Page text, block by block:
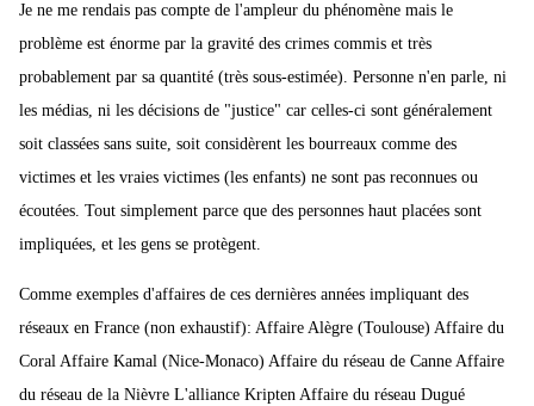
Je ne me rendais pas compte de l'ampleur du phénomène mais le
problème est énorme par la gravité des crimes commis et très
probablement par sa quantité (très sous-estimée). Personne n'en parle, ni
les médias, ni les décisions de "justice" car celles-ci sont généralement
soit classées sans suite, soit considèrent les bourreaux comme des
victimes et les vraies victimes (les enfants) ne sont pas reconnues ou
écoutées. Tout simplement parce que des personnes haut placées sont
impliquées, et les gens se protègent.
Comme exemples d'affaires de ces dernières années impliquant des
réseaux en France (non exhaustif): Affaire Alègre (Toulouse) Affaire du
Coral Affaire Kamal (Nice-Monaco) Affaire du réseau de Canne Affaire
du réseau de la Nièvre L'alliance Kripten Affaire du réseau Dugué